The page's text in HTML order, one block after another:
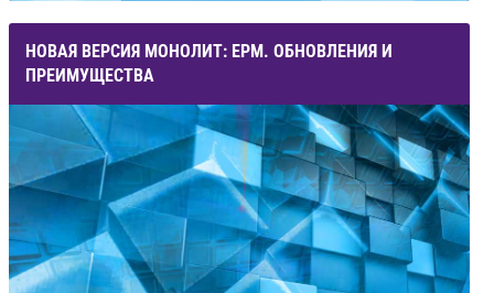
НОВАЯ ВЕРСИЯ МОНОЛИТ: ЕРМ. ОБНОВЛЕНИЯ И
ПРЕИМУЩЕСТВА